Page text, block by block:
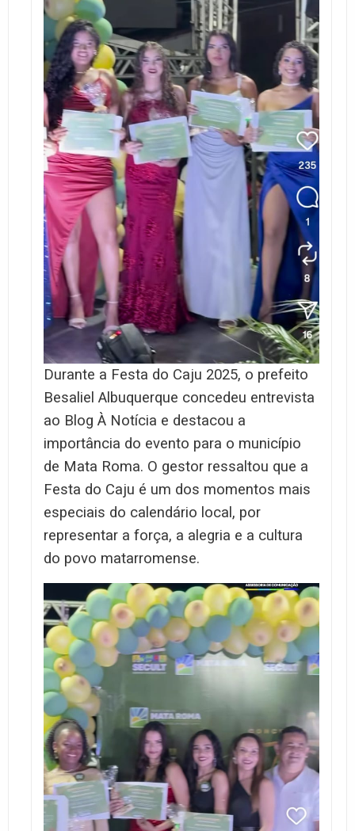
Durante a Festa do Caju 2025, o prefeito
Besaliel Albuquerque concedeu entrevista
ao Blog À Notícia e destacou a
importância do evento para o município
de Mata Roma. O gestor ressaltou que a
Festa do Caju é um dos momentos mais
especiais do calendário local, por
representar a força, a alegria e a cultura
do povo matarromense.